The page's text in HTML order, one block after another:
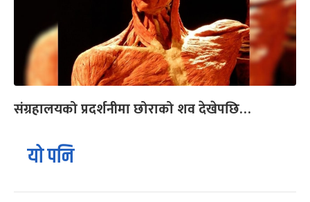
संग्रहालयको प्रदर्शनीमा छोराको शव देखेपछि…
यो पनि